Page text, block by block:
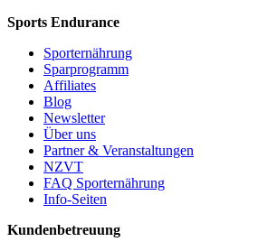
Sports Endurance
Sporternährung
Sparprogramm
Affiliates
Blog
Newsletter
Über uns
Partner & Veranstaltungen
NZVT
FAQ Sporternährung
Info-Seiten
Kundenbetreuung